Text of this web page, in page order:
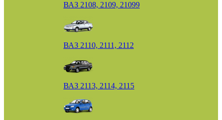
ВАЗ 2108, 2109, 21099
ВАЗ 2110, 2111, 2112
ВАЗ 2113, 2114, 2115